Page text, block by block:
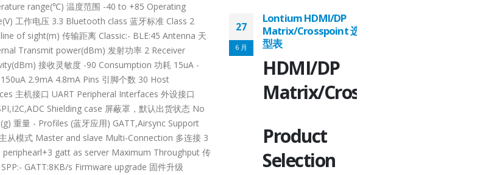
range(℃) 温度范围 -40 to +85 Operating
工作电压 3.3 Bluetooth class 蓝牙标准 Class 2
of sight(m) 传输距离 Classic:- BLE:45 Antenna 天
Transmit power(dBm) 发射功率 2 Receiver
接收灵敏度 -90 Consumption 功耗 15uA -
2.9mA 4.8mA Pins 引脚个数 30 Host
主机接口 UART Peripheral Interfaces 外设接口
Shielding case 屏蔽罩，默认出货状态 No
重量 - Profiles (蓝牙应用) GATT,Airsync Support
从模式 Master and slave Multi-Connection 多连接 3
periphearl+3 gatt as server Maximum Throughput 传
GATT:8KB/s Firmware upgrade 固件升级
Lontium HDMI/DP
Matrix/Crosspoint 选
型表
HDMI/DP
Matrix/Crosspoint：
Product
Selection
27
6 月
Lontium USB2.0
Extender 选型表
USB2.0
Extender：
Product
Selection
27
6 月
Lontium HDMI/DP
Matrix/Crosspoint 选
型表
HDMI/DP
Matrix/Crosspoint：
Product
Selection